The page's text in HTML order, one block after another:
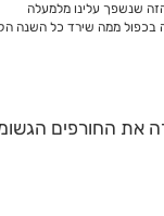
שנשפך עלינו מלמעלה
בכפול ממה שירד כל השנה
את החורפים